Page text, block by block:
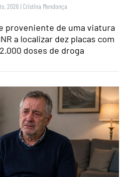
2026 | Cristina Mendonça
proveniente de uma viatura
a localizar dez placas com
doses de droga